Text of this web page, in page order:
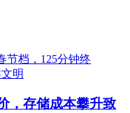
，存储成本攀升致